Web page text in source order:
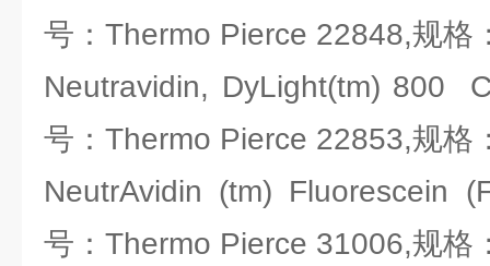
号：Thermo Pierce 22848,规格
Neutravidin, DyLight(tm) 800
号：Thermo Pierce 22853,规格
NeutrAvidin (tm) Fluorescein
号：Thermo Pierce 31006,规格